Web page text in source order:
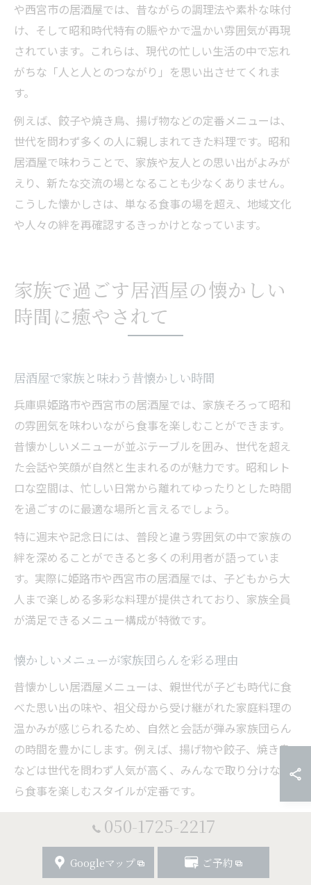
や西宮市の居酒屋では、昔ながらの調理法や素朴な味付
け、そして昭和時代特有の賑やかで温かい雰囲気が再現
されています。これらは、現代の忙しい生活の中で忘れ
がちな「人と人とのつながり」を思い出させてくれま
す。
例えば、餃子や焼き鳥、揚げ物などの定番メニューは、
世代を問わず多くの人に親しまれてきた料理です。昭和
居酒屋で味わうことで、家族や友人との思い出がよみが
えり、新たな交流の場となることも少なくありません。
こうした懐かしさは、単なる食事の場を超え、地域文化
や人々の絆を再確認するきっかけとなっています。
家族で過ごす居酒屋の懐かしい
時間に癒やされて
居酒屋で家族と味わう昔懐かしい時間
兵庫県姫路市や西宮市の居酒屋では、家族そろって昭和
の雰囲気を味わいながら食事を楽しむことができます。
昔懐かしいメニューが並ぶテーブルを囲み、世代を超え
た会話や笑顔が自然と生まれるのが魅力です。昭和レト
ロな空間は、忙しい日常から離れてゆったりとした時間
を過ごすのに最適な場所と言えるでしょう。
特に週末や記念日には、普段と違う雰囲気の中で家族の
絆を深めることができると多くの利用者が語っていま
す。実際に姫路市や西宮市の居酒屋では、子どもから大
人まで楽しめる多彩な料理が提供されており、家族全員
が満足できるメニュー構成が特徴です。
懐かしいメニューが家族団らんを彩る理由
昔懐かしい居酒屋メニューは、親世代が子ども時代に食
べた思い出の味や、祖父母から受け継がれた家庭料理の
温かみが感じられるため、自然と会話が弾み家族団らん
の時間を豊かにします。例えば、揚げ物や餃子、焼き鳥
などは世代を問わず人気が高く、みんなで取り分けなが
ら食事を楽しむスタイルが定番です。
昭和時代の雰囲気を再現したメニューは、親子三世代で
のが特徴です。こうした料理を囲むことで、普段はなか
なか話せないことも自然と共有できるのが、昔懐かしい
050-1725-2217
Googleマップ ご予約